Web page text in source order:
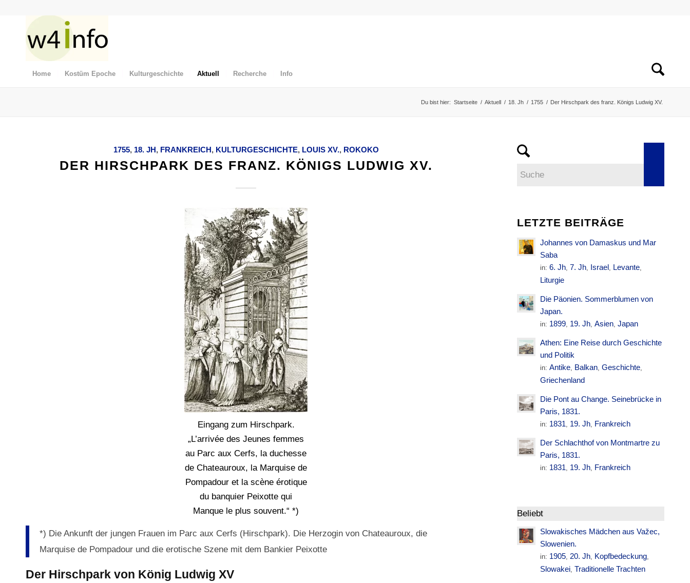
Home Kostüm Epoche Kulturgeschichte Aktuell Recherche Info
Du bist hier: Startseite / Aktuell / 18. Jh / 1755 / Der Hirschpark des franz. Königs Ludwig XV.
1755, 18. JH, FRANKREICH, KULTURGESCHICHTE, LOUIS XV., ROKOKO
DER HIRSCHPARK DES FRANZ. KÖNIGS LUDWIG XV.
Eingang zum Hirschpark.
„L’arrivée des Jeunes femmes
au Parc aux Cerfs, la duchesse
de Chateauroux, la Marquise de
Pompadour et la scène érotique
du banquier Peixotte qui
Manque le plus souvent.“ *)
*) Die Ankunft der jungen Frauen im Parc aux Cerfs (Hirschpark). Die Herzogin von Chateauroux, die
Marquise de Pompadour und die erotische Szene mit dem Bankier Peixotte
Der Hirschpark von König Ludwig XV
LETZTE BEITRÄGE
Johannes von Damaskus und Mar
Saba
in:6. Jh, 7. Jh, Israel, Levante,
Liturgie
Die Päonien. Sommerblumen von
Japan.
in: 1899, 19. Jh,Asien,Japan
Athen: Eine Reise durch Geschichte
und Politik
in:Antike, Balkan,Geschichte,
Griechenland
Die Pont au Change. Seinebrücke in
Paris, 1831.
in: 1831, 19. Jh, Frankreich
Der Schlachthof von Montmartre zu
Paris, 1831.
in: 1831, 19. Jh, Frankreich
Beliebt
Slowakisches Mädchen aus Važec,
Slowenien.
in: 1905,20. Jh, Kopfbedeckung,
Slowakei, Traditionelle Trachten